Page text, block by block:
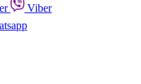
Viber